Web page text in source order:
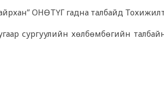
ОНӨТҮГ гадна талбайд
хөлбөмбөгийн талбайн